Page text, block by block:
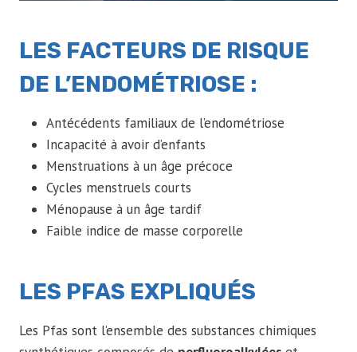
LES FACTEURS DE RISQUE
DE L’ENDOMÉTRIOSE :
Antécédents familiaux de l’endométriose
Incapacité à avoir d’enfants
Menstruations à un âge précoce
Cycles menstruels courts
Ménopause à un âge tardif
Faible indice de masse corporelle
LES PFAS EXPLIQUÉS
Les Pfas sont l’ensemble des substances chimiques